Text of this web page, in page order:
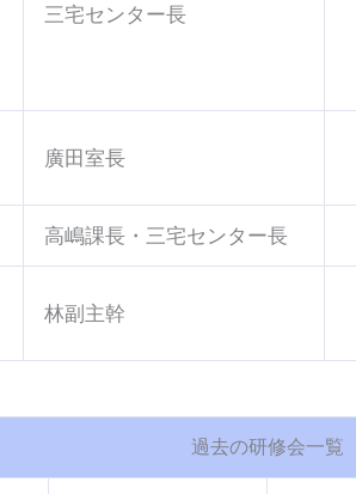
三宅センター長
廣田室長
高嶋課長・三宅センター長
林副主幹
過去の研修会一覧